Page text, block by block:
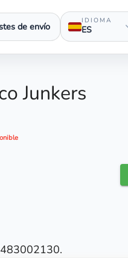
de envío IDIOMA
ES
Junkers